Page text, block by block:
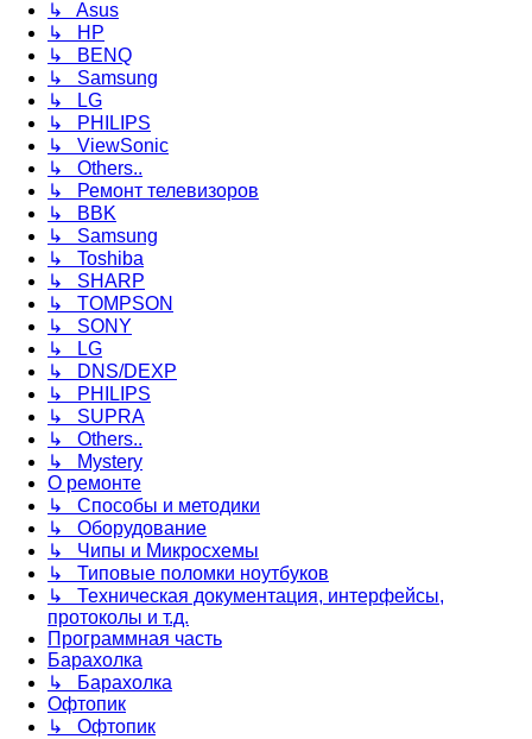
↳ Asus
↳ HP
↳ BENQ
↳ Samsung
↳ LG
↳ PHILIPS
↳ ViewSonic
↳ Others..
↳ Ремонт телевизоров
↳ BBK
↳ Samsung
↳ Toshiba
↳ SHARP
↳ TOMPSON
↳ SONY
↳ LG
↳ DNS/DEXP
↳ PHILIPS
↳ SUPRA
↳ Others..
↳ Mystery
О ремонте
↳ Способы и методики
↳ Оборудование
↳ Чипы и Микросхемы
↳ Типовые поломки ноутбуков
↳ Техническая документация, интерфейсы,
протоколы и т.д.
Программная часть
Барахолка
↳ Барахолка
Офтопик
↳ Офтопик